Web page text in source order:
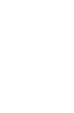
luôn như
là một phần